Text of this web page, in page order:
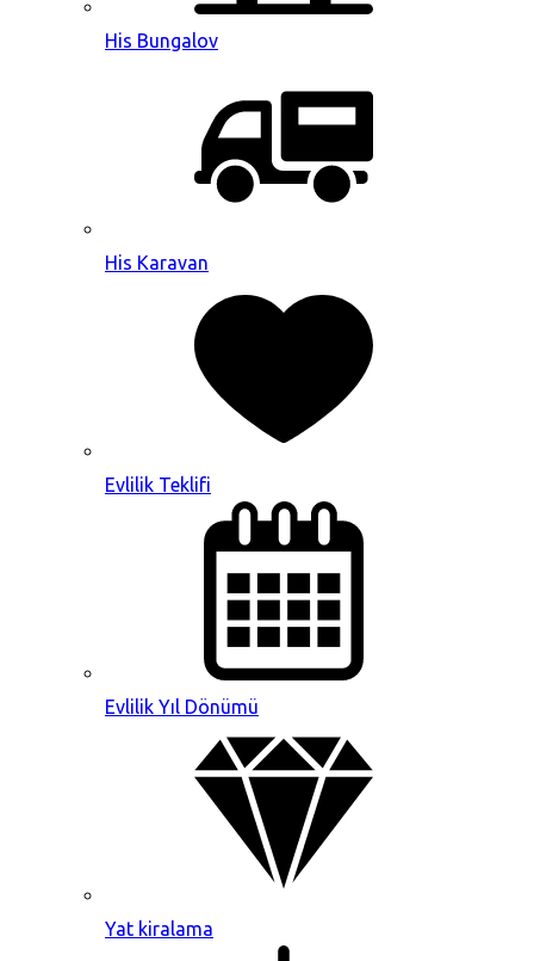
His Bungalov
His Karavan
Evlilik Teklifi
Evlilik Yıl Dönümü
Yat kiralama